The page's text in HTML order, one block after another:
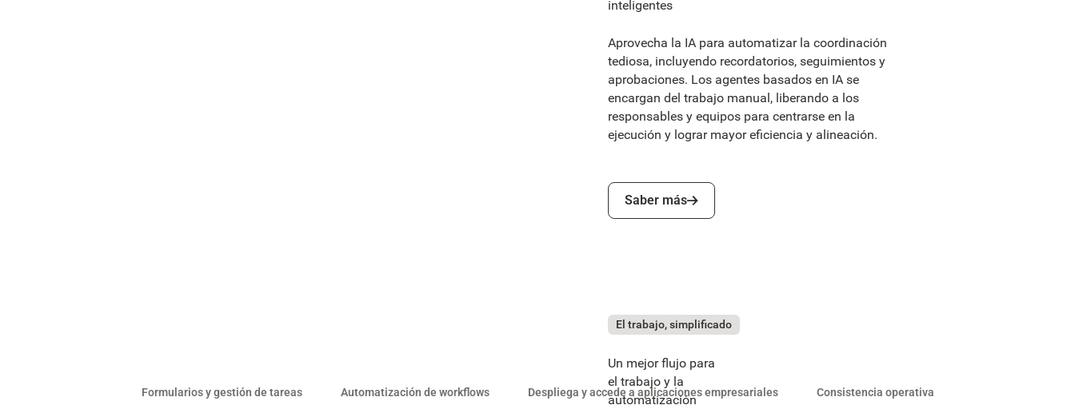
inteligentes
Aprovecha la IA para automatizar la coordinación
tediosa, incluyendo recordatorios, seguimientos y
aprobaciones. Los agentes basados en IA se
encargan del trabajo manual, liberando a los
responsables y equipos para centrarse en la
ejecución y lograr mayor eficiencia y alineación.
Saber más
Saber más
El trabajo, simplificado
Un mejor flujo para
el trabajo y la
automatización
Formularios y gestión de tareas Automatización de workflows Despliega y accede a aplicaciones empresariales Consistencia operativa